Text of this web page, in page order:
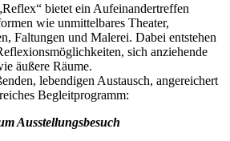
bietet ein Aufeinandertreffen
wie unmittelbares Theater,
Faltungen und Malerei. Dabei entstehen
sich anziehende
äußere Räume.
lebendigen Austausch, angereichert
Begleitprogramm:
Ausstellungsbesuch